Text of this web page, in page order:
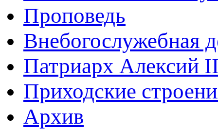
Проповедь
Внебогослужебная
Патриарх Алексий
Приходские
Архив